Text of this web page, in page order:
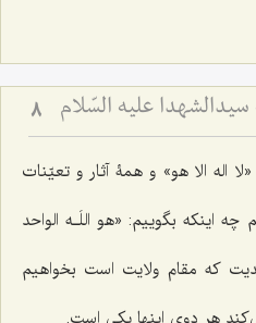
علیه السّلام 8
«لا اله الا هو» و همۀ آثار و تعیّنات
اینکه بگوییم: «هو اللَـه الواحد
که مقام ولایت است بخواهیم